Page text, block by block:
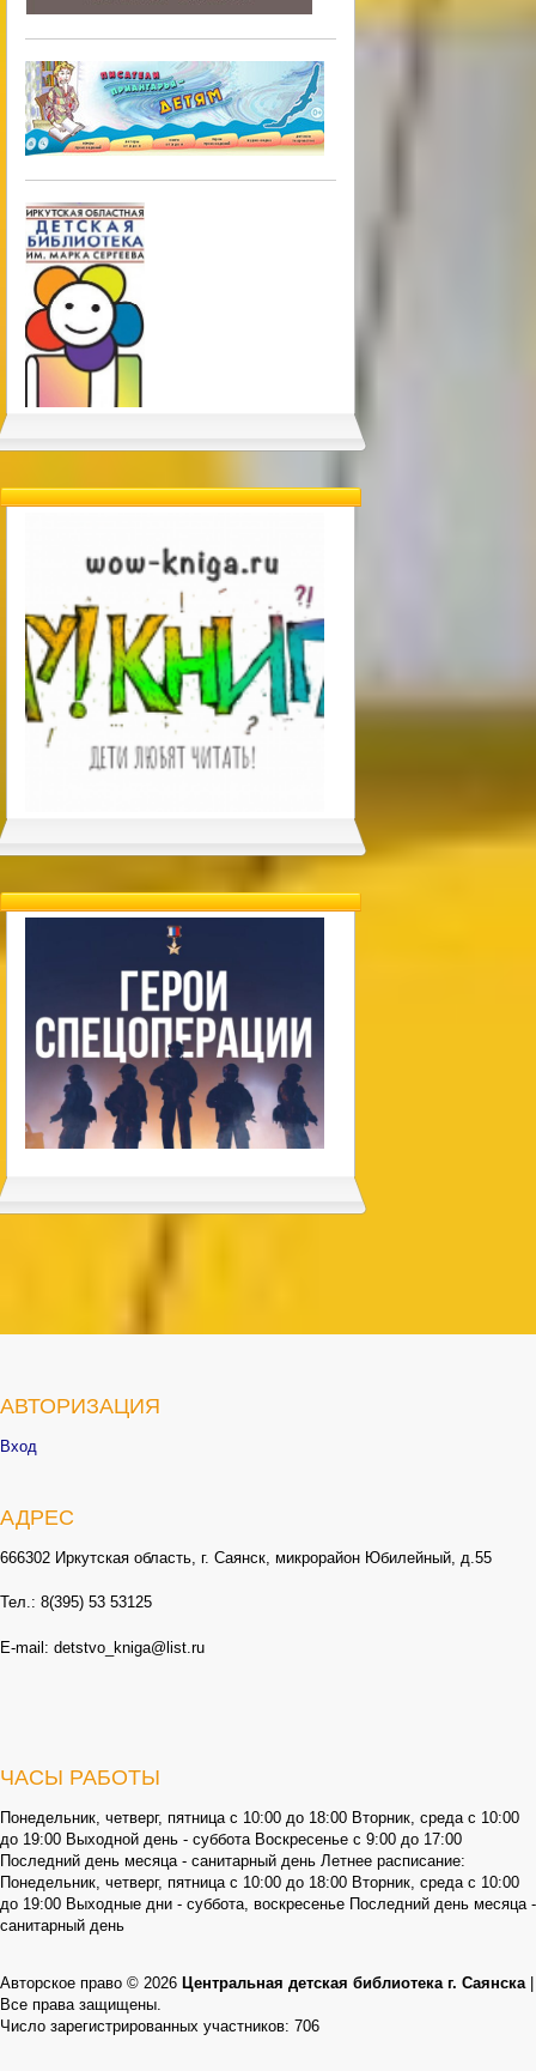
АВТОРИЗАЦИЯ
Вход
АДРЕС
666302 Иркутская область, г. Саянск, микрорайон Юбилейный, д.55
Тел.: 8(395) 53 53125
E-mail: detstvo_kniga@list.ru
ЧАСЫ РАБОТЫ
Понедельник, четверг, пятница с 10:00 до 18:00 Вторник, среда с 10:00
до 19:00 Выходной день - суббота Воскресенье с 9:00 до 17:00
Последний день месяца - санитарный день Летнее расписание:
Понедельник, четверг, пятница с 10:00 до 18:00 Вторник, среда с 10:00
до 19:00 Выходные дни - суббота, воскресенье Последний день месяца -
санитарный день
Авторское право © 2026 Центральная детская библиотека г. Саянска
Все права защищены.
Число зарегистрированных участников: 706